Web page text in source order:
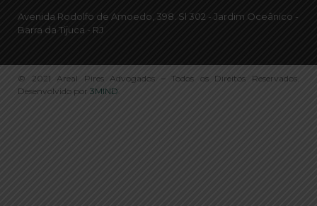
Avenida Rodolfo de Amoedo, 398. Sl 302 - Jardim Oceânico -
Barra da Tijuca - RJ
© 2021 Areal Pires Advogados – Todos os Direitos Reservados.
Desenvolvido por 3MIND